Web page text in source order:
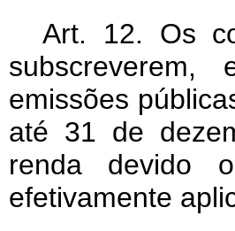
Art. 12. Os
emissões
até 31 de
renda devido
efetivamente